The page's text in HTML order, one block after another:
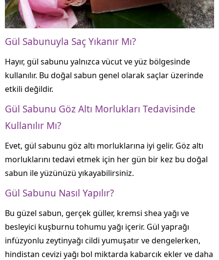
Gül Sabunuyla Saç Yıkanır Mı?
Hayır, gül sabunu yalnızca vücut ve yüz bölgesinde
kullanılır. Bu doğal sabun genel olarak saçlar üzerinde
etkili değildir.
Gül Sabunu Göz Altı Morlukları Tedavisinde
Kullanılır Mı?
Evet, gül sabunu göz altı morluklarına iyi gelir. Göz altı
morluklarını tedavi etmek için her gün bir kez bu doğal
sabun ile yüzünüzü yıkayabilirsiniz.
Gül Sabunu Nasıl Yapılır?
Bu güzel sabun, gerçek güller, kremsi shea yağı ve
besleyici kuşburnu tohumu yağı içerir. Gül yaprağı
infüzyonlu zeytinyağı cildi yumuşatır ve dengelerken,
hindistan cevizi yağı bol miktarda kabarcık ekler ve daha